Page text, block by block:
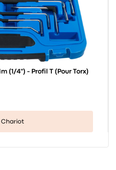
(1/4") - Profil T (pour Torx)
Chariot